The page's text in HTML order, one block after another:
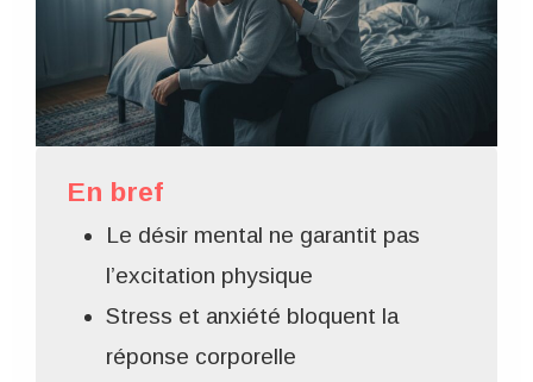
En bref
Le désir mental ne garantit pas
l’excitation physique
Stress et anxiété bloquent la
réponse corporelle